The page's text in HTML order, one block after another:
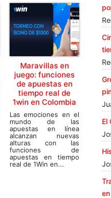
Maravillas en
juego: funciones
de apuestas en
tiempo real de
1win en Colombia
Las emociones en el
mundo de las
apuestas en línea
alcanzan nuevas
alturas con las
funciones de
apuestas en tiempo
real de 1Win en...
El